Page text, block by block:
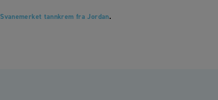
Svanemerket tannkrem fra Jordan.